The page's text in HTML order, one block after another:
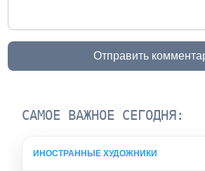
Отправить
САМОЕ ВАЖНОЕ СЕГОДНЯ:
ИНОСТРАННЫЕ ХУДОЖНИКИ